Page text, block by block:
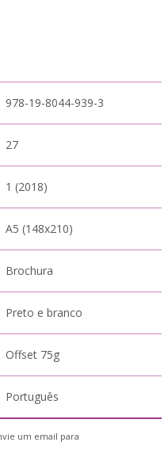
978-19-8044-939-3
27
1 (2018)
A5 (148x210)
Brochura
Preto e branco
Offset 75g
Português
um email para